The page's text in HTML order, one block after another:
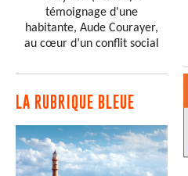
témoignage d'une
habitante, Aude Courayer,
au cœur d’un conflit social
LA RUBRIQUE BLEUE